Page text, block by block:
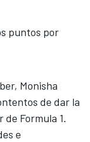
puntos por
Monisha
de dar la
Formula 1.
e